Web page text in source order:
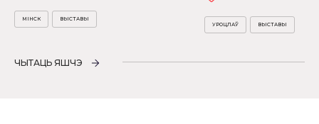
МІНСК ВЫСТАВЫ
УРОЦЛАЎ ВЫСТАВЫ
ЧЫТАЦЬ ЯШЧЭ